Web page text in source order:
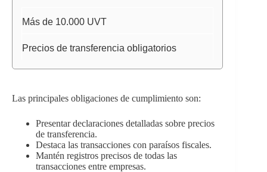
Más de 10.000 UVT
Precios de transferencia obligatorios
Las principales obligaciones de cumplimiento son:
Presentar declaraciones detalladas sobre precios
de transferencia.
Destaca las transacciones con paraísos fiscales.
Mantén registros precisos de todas las
transacciones entre empresas.